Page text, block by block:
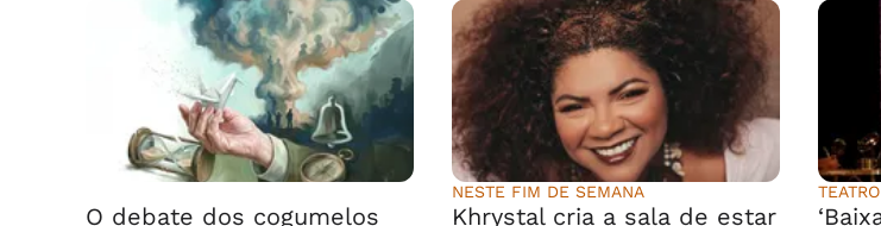
O debate dos cogumelos
NESTE FIM DE SEMANA
Khrystal cria a sala de estar
TEATRO